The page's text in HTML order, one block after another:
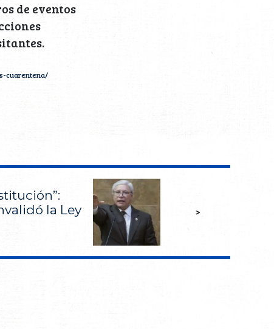
de eventos
cuarentena/
la Ley
>